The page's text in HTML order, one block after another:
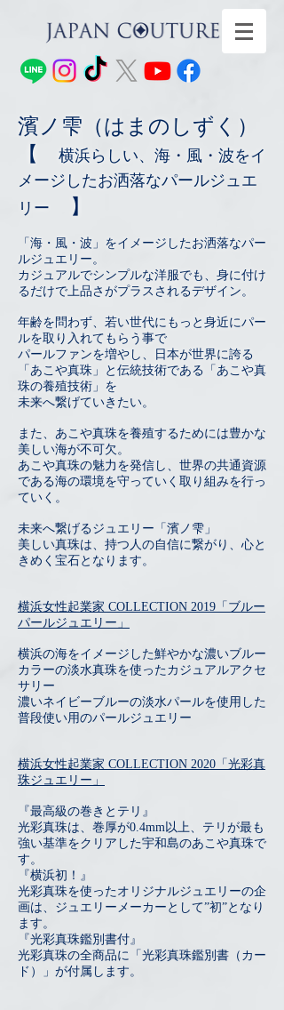
​濱ノ雫（はまのしずく）
【
横浜らしい、海・風・波をイ
メージしたお洒落なパールジュエ
リー
】
「海・風・波」をイメージしたお洒落なパー
ルジュエリー。
カジュアルでシンプルな洋服でも、身に付け
るだけで上品さがプラスされるデザイン。
年齢を問わず、若い世代にもっと身近にパー
ルを取り入れてもらう事で
パールファンを増やし、日本が世界に誇る
「あこや真珠」と伝統技術である「あこや真
珠の養殖技術」を
未来へ繋げていきたい。
また、あこや真珠を養殖するためには豊かな
美しい海が不可欠。
あこや真珠の魅力を発信し、世界の共通資源
である海の環境を守っていく取り組みを行っ
ていく。
未来へ繋げるジュエリー「濱ノ雫」
美しい真珠は、持つ人の自信に繋がり、心と
きめく宝石となります。
横浜女性起業家 COLLECTION 2019「 ​ブルー
パールジュエリー」
横浜の海をイメージした鮮やかな濃いブルー
カラーの淡水真珠を使ったカジュアルアクセ
サリー
濃いネイビーブルーの淡水パールを使用した
普段使い用のパールジュエリー
横浜女性起業家 COLLECTION 2020「 光彩真
珠ジュエリー」
『最高級の巻きとテリ』
光彩真珠は、巻厚が0.4mm以上、テリが最も
強い基準をクリアした宇和島のあこや真珠で
す。
『横浜初！』
光彩真珠を使ったオリジナルジュエリーの企
画は、ジュエリーメーカーとして”初”となり
ます。
『光彩真珠鑑別書付』
光彩真珠の全商品に「光彩真珠鑑別書（カー
ド）」が付属します。